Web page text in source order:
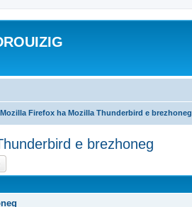
Firefox ha Mozilla Thunderbird e brezhoneg
e brezhoneg